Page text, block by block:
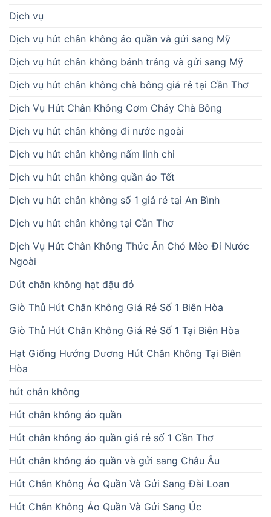
Dịch vụ
Dịch vụ hút chân không áo quần và gửi sang Mỹ
Dịch vụ hút chân không bánh tráng và gửi sang Mỹ
Dịch vụ hút chân không chà bông giá rẻ tại Cần Thơ
Dịch Vụ Hút Chân Không Cơm Cháy Chà Bông
Dịch vụ hút chân không đi nước ngoài
Dịch vụ hút chân không nấm linh chi
Dịch vụ hút chân không quần áo Tết
Dịch vụ hút chân không số 1 giá rẻ tại An Bình
Dịch vụ hút chân không tại Cần Thơ
Dịch Vụ Hút Chân Không Thức Ăn Chó Mèo Đi Nước
Ngoài
Dút chân không hạt đậu đỏ
Giò Thủ Hút Chân Không Giá Rẻ Số 1 Biên Hòa
Giò Thủ Hút Chân Không Giá Rẻ Số 1 Tại Biên Hòa
Hạt Giống Hướng Dương Hút Chân Không Tại Biên
Hòa
hút chân không
Hút chân không áo quần
Hút chân không áo quần giá rẻ số 1 Cần Thơ
Hút chân không áo quần và gửi sang Châu Âu
Hút Chân Không Áo Quần Và Gửi Sang Đài Loan
Hút Chân Không Áo Quần Và Gửi Sang Úc